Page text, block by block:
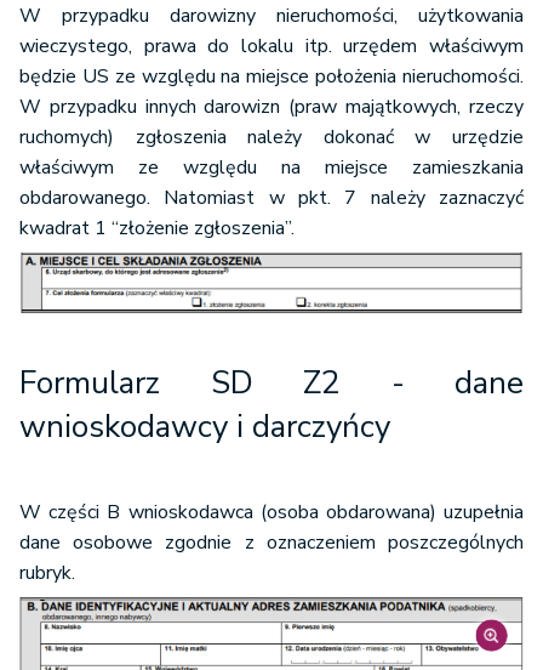
W przypadku darowizny nieruchomości, użytkowania
wieczystego, prawa do lokalu itp. urzędem właściwym
będzie US ze względu na miejsce położenia nieruchomości.
W przypadku innych darowizn (praw majątkowych, rzeczy
ruchomych) zgłoszenia należy dokonać w urzędzie
właściwym ze względu na miejsce zamieszkania
obdarowanego. Natomiast w pkt. 7 należy zaznaczyć
kwadrat 1 “złożenie zgłoszenia”.
Formularz SD Z2 - dane
wnioskodawcy i darczyńcy
W części B wnioskodawca (osoba obdarowana) uzupełnia
dane osobowe zgodnie z oznaczeniem poszczególnych
rubryk.